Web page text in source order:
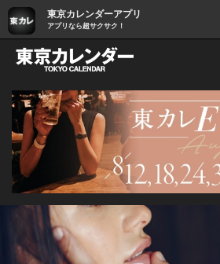
東京カレンダーアプリ
アプリなら超サクサク！
グルメ情報・